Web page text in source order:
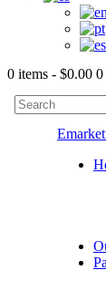
0 items - $0.00 0